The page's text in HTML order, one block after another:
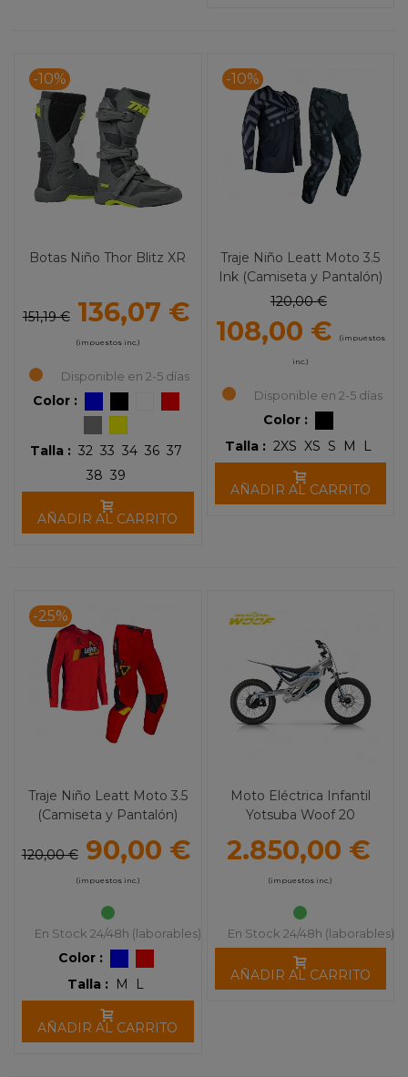
-10%
Botas Niño Thor Blitz XR
151,19 € 136,07 €
(impuestos inc.)
Disponible en 2-5 días
Color :
Talla : 32 33 34 36 37
38 39
AÑADIR AL CARRITO
-10%
Traje Niño Leatt Moto 3.5
Ink (Camiseta y Pantalón)
120,00 €
108,00 € (impuestos
inc.)
Disponible en 2-5 días
Color :
Talla : 2XS XS S M L
AÑADIR AL CARRITO
-25%
Traje Niño Leatt Moto 3.5
(Camiseta y Pantalón)
120,00 € 90,00 €
(impuestos inc.)
En Stock 24/48h (laborables)
Color :
Talla :
M L
AÑADIR AL CARRITO
Moto Eléctrica Infantil
Yotsuba Woof 20
2.850,00 €
(impuestos inc.)
En Stock 24/48h (laborables)
AÑADIR AL CARRITO